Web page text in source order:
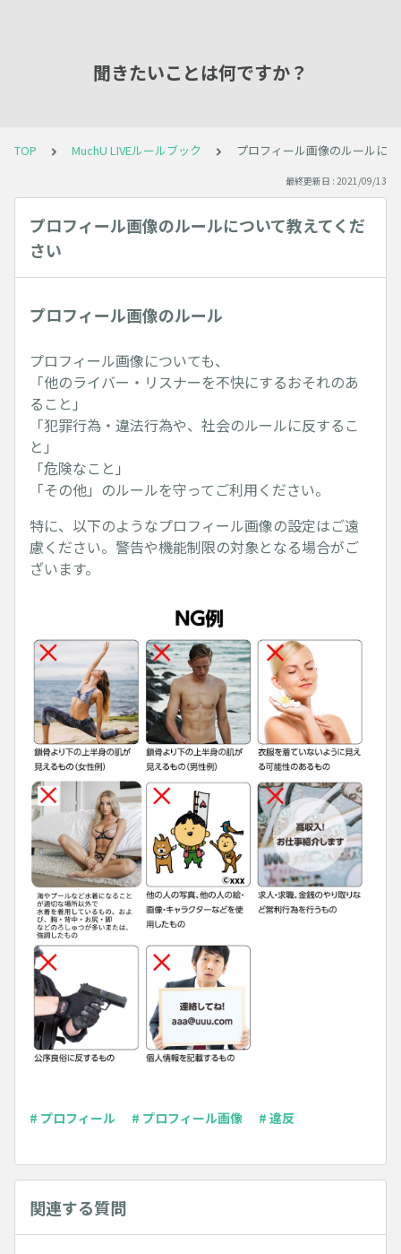
聞きたいことは何ですか？
TOP MuchU LIVEルールブック プロフィール画像のルールに
最終更新日 : 2021/09/13
プロフィール画像のルールについて教えてくだ
さい
プロフィール画像のルール
プロフィール画像についても、
「他のライバー・リスナーを不快にするおそれのあ
ること」
「犯罪行為・違法行為や、社会のルールに反するこ
と」
「危険なこと」
「その他」のルールを守ってご利用ください。
特に、以下のようなプロフィール画像の設定はご遠
慮ください。警告や機能制限の対象となる場合がご
ざいます。
# プロフィール # プロフィール画像 # 違反
関連する質問